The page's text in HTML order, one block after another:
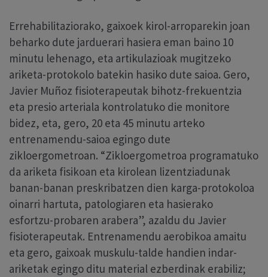
Errehabilitaziorako, gaixoek kirol-arroparekin joan
beharko dute jarduerari hasiera eman baino 10
minutu lehenago, eta artikulazioak mugitzeko
ariketa-protokolo batekin hasiko dute saioa. Gero,
Javier Muñoz fisioterapeutak bihotz-frekuentzia
eta presio arteriala kontrolatuko die monitore
bidez, eta, gero, 20 eta 45 minutu arteko
entrenamendu-saioa egingo dute
zikloergometroan. “Zikloergometroa programatuko
da ariketa fisikoan eta kirolean lizentziadunak
banan-banan preskribatzen dien karga-protokoloa
oinarri hartuta, patologiaren eta hasierako
esfortzu-probaren arabera”, azaldu du Javier
fisioterapeutak. Entrenamendu aerobikoa amaitu
eta gero, gaixoak muskulu-talde handien indar-
ariketak egingo ditu material ezberdinak erabiliz;